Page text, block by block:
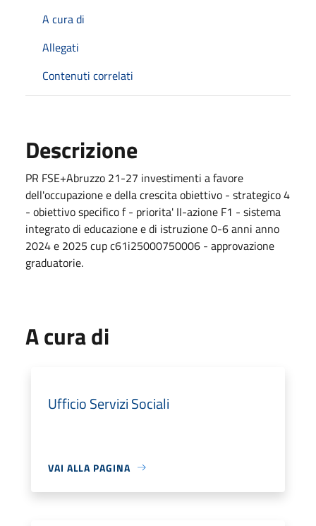
A cura di
Allegati
Contenuti correlati
Descrizione
PR FSE+Abruzzo 21-27 investimenti a favore
dell'occupazione e della crescita obiettivo - strategico 4
- obiettivo specifico f - priorita' II-azione F1 - sistema
integrato di educazione e di istruzione 0-6 anni anno
2024 e 2025 cup c61i25000750006 - approvazione
graduatorie.
A cura di
Ufficio Servizi Sociali
VAI ALLA PAGINA